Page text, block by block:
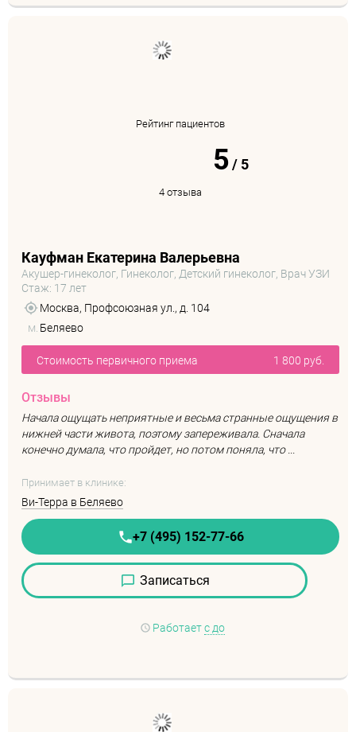
Рейтинг пациентов
5/5
4 отзыва
Кауфман Екатерина Валерьевна
Акушер-гинеколог, Гинеколог, Детский гинеколог, Врач УЗИ
Стаж: 17 лет
Москва, Профсоюзная ул., д. 104
м. Беляево
Стоимость первичного приема 1 800 руб.
Отзывы
Начала ощущать неприятные и весьма странные ощущения в
нижней части живота, поэтому запереживала. Сначала
конечно думала, что пройдет, но потом поняла, что ...
Принимает в клинике:
Ви-Терра в Беляево
+7 (495) 152-77-66
Записаться
Работает с до